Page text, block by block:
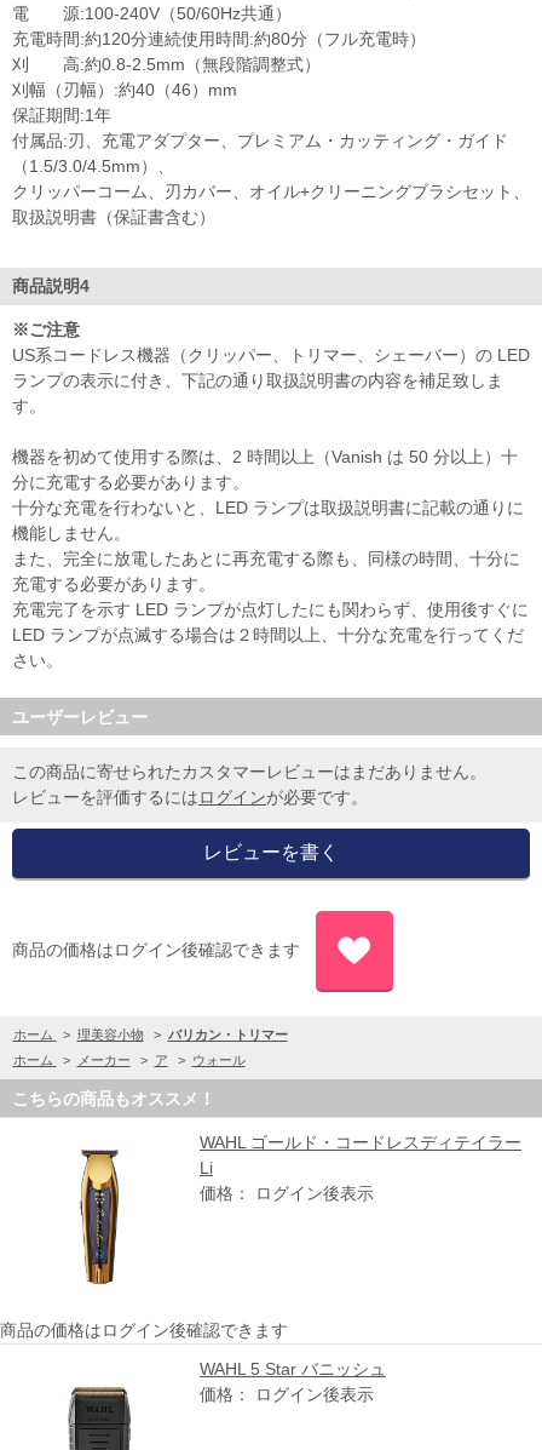
電 源:100-240V（50/60Hz共通）
充電時間:約120分連続使用時間:約80分（フル充電時）
刈 高:約0.8-2.5mm（無段階調整式）
刈幅（刃幅）:約40（46）mm
保証期間:1年
付属品:刃、充電アダプター、プレミアム・カッティング・ガイド
（1.5/3.0/4.5mm）、
クリッパーコーム、刃カバー、オイル+クリーニングブラシセット、
取扱説明書（保証書含む）
商品説明4
※ご注意
US系コードレス機器（クリッパー、トリマー、シェーバー）の LED
ランプの表示に付き、下記の通り取扱説明書の内容を補足致しま
す。
機器を初めて使用する際は、2 時間以上（Vanish は 50 分以上）十
分に充電する必要があります。
十分な充電を行わないと、LED ランプは取扱説明書に記載の通りに
機能しません。
また、完全に放電したあとに再充電する際も、同様の時間、十分に
充電する必要があります。
充電完了を示す LED ランプが点灯したにも関わらず、使用後すぐに
LED ランプが点滅する場合は２時間以上、十分な充電を行ってくだ
さい。
ユーザーレビュー
この商品に寄せられたカスタマーレビューはまだありません。
レビューを評価するにはログインが必要です。
商品の価格はログイン後確認できます
ホーム > 理美容小物 > バリカン・トリマー
ホーム
> メーカー > ア > ウォール
こちらの商品もオススメ！
WAHL ゴールド・コードレスディテイラー
Li
価格： ログイン後表示
商品の価格はログイン後確認できます
WAHL 5 Star バニッシュ
価格： ログイン後表示